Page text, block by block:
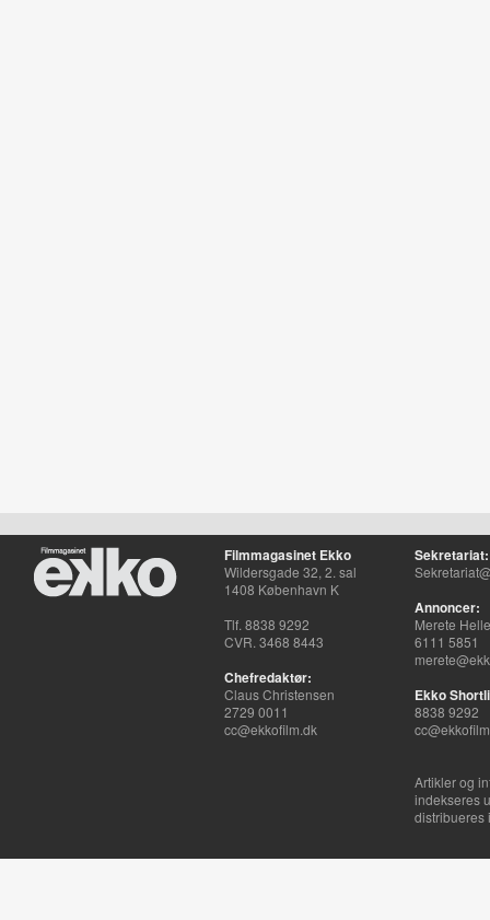
Filmmagasinet Ekko
Wildersgade 32, 2. sal
1408 København K
Tlf. 8838 9292
CVR. 3468 8443
Chefredaktør:
Claus Christensen
2729 0011
cc@ekkofilm.dk
Sekretariat:
Annoncer:
Merete
6111 5851
Ekko
8838 9292
Artikler og
indekseres
distribueres